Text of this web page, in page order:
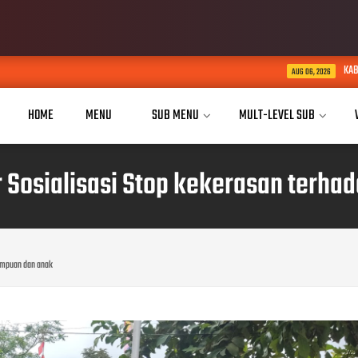
KABID HUMAS POLDA JABAR
HOME MENU SUB MENU MULT-LEVEL SUB
Stop kekerasan
dan anak